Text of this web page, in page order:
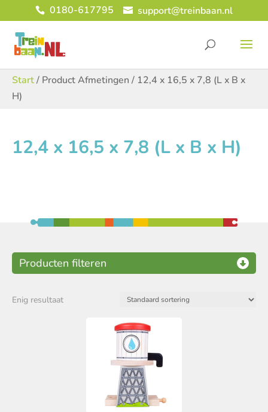
0180-617795 support@treinbaan.nl
Start/ Product Afmetingen / 12,4 x 16,5 x 7,8 (L x B x
H)
12,4 x 16,5 x 7,8 (L x B x H)
Enig resultaat